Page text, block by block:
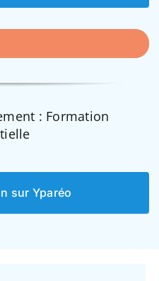
: Formation
sur Yparéo